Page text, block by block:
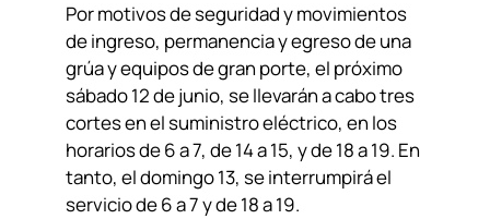
Por motivos de seguridad y movimientos
de ingreso, permanencia y egreso de una
grúa y equipos de gran porte, el próximo
sábado 12 de junio, se llevarán a cabo tres
cortes en el suministro eléctrico, en los
horarios de 6 a 7, de 14 a 15, y de 18 a 19. En
tanto, el domingo 13, se interrumpirá el
servicio de 6 a 7 y de 18 a 19.